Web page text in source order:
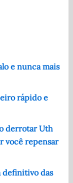
e nunca mais
rápido e
derrotar Uth
você repensar
definitivo das